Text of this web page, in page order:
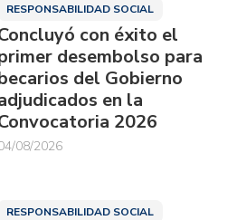
RESPONSABILIDAD SOCIAL
con éxito el
desembolso para
del Gobierno
en la
2026
08/2026
RESPONSABILIDAD SOCIAL